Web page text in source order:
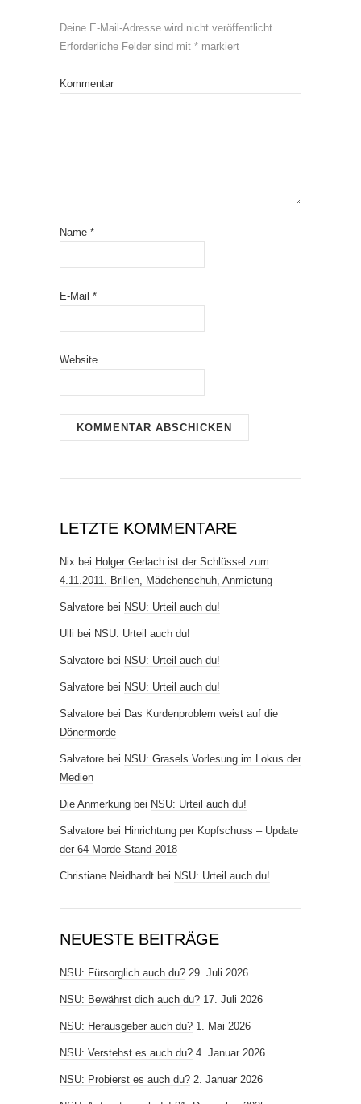
Deine E-Mail-Adresse wird nicht veröffentlicht.
Erforderliche Felder sind mit * markiert
Kommentar
Name *
E-Mail *
Website
LETZTE KOMMENTARE
Nix bei Holger Gerlach ist der Schlüssel zum
4.11.2011. Brillen, Mädchenschuh, Anmietung
Salvatore bei NSU: Urteil auch du!
Ulli bei NSU: Urteil auch du!
Salvatore bei NSU: Urteil auch du!
Salvatore bei NSU: Urteil auch du!
Salvatore bei Das Kurdenproblem weist auf die
Dönermorde
Salvatore bei NSU: Grasels Vorlesung im Lokus der
Medien
Die Anmerkung bei NSU: Urteil auch du!
Salvatore bei Hinrichtung per Kopfschuss – Update
der 64 Morde Stand 2018
Christiane Neidhardt bei NSU: Urteil auch du!
NEUESTE BEITRÄGE
NSU: Fürsorglich auch du? 29. Juli 2026
NSU: Bewährst dich auch du? 17. Juli 2026
NSU: Herausgeber auch du? 1. Mai 2026
NSU: Verstehst es auch du? 4. Januar 2026
NSU: Probierst es auch du? 2. Januar 2026